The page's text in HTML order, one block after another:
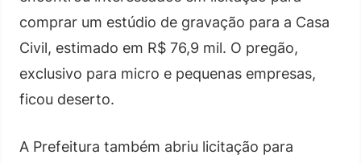
comprar um estúdio de gravação para a Casa
Civil, estimado em R$ 76,9 mil. O pregão,
exclusivo para micro e pequenas empresas,
ficou deserto.
A Prefeitura também abriu licitação para